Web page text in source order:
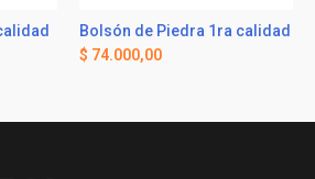
Bolsón de Piedra 1ra calidad
$ 74.000,00